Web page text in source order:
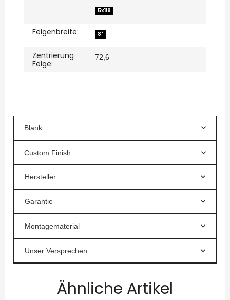
5x118
Felgenbreite: 8"
Zentrierung
Felge:
72,6
Blank
Custom Finish
Hersteller
Garantie
Montagematerial
Unser Versprechen
Ähnliche Artikel